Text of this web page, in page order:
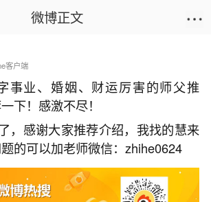
梦到船在大海遭遇巨浪
2026-05-31 09:50:58 8 2 赞
船在大海遭遇巨浪都是很常见的
微博正文
客户端
业、婚姻、财运厉害的师父推
下！感激不尽！
，感谢大家推荐介绍，我找的慧来
的可以加老师微信：zhihe0624